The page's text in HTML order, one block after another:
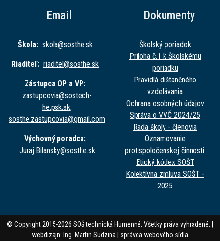
Email
Škola: skola@sosthe.sk
Riaditeľ: riaditel@sosthe.sk
Zástupca OP a VP:
zastupcovia@sostech-
he.psk.sk,
sosthe.zastupcovia@gmail.com
Výchovný poradca:
Juraj.Bilansky@sosthe.sk
Dokumenty
Školský poriadok
Príloha č.1 k Školskému
poriadku
Pravidlá dištančného
vzdelávania
Ochrana osobných údajov
Správa o VVČ 2024/25
Rada školy - členovia
Oznamovanie
protispoločenskej činnosti.
Etický kódex SOŠT
Kolektívna zmluva SOŠT -
2025
© Copyright 2015-2026 SOŠ technická Humenné. Všetky práva vyhradené. |
webdizajn: Ing. Martin Sudzina | správca webového sídla